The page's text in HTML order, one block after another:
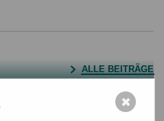
ALLE BEITRÄGE
2027
bei der
✖